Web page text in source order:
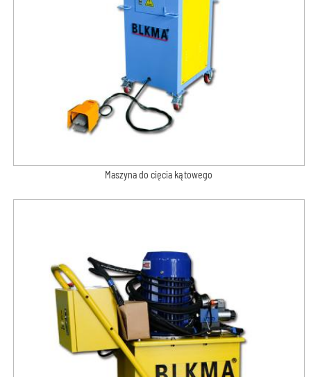
Maszyna do cięcia kątowego